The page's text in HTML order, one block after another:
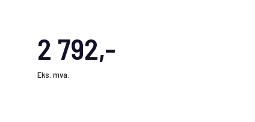
2 792,-
Eks. mva.